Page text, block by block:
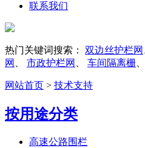
联系我们
热门关键词搜索： 双边丝护栏网
网
市政护栏网 车间隔离栅
网站首页 > 技术支持
按用途分类
高速公路围栏